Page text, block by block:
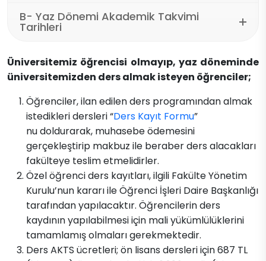
B- Yaz Dönemi Akademik Takvimi
Tarihleri
Üniversitemiz öğrencisi olmayıp, yaz döneminde
ü​niversitemizden ders almak isteyen öğrenciler;
Öğrenciler, ilan edilen ders programından almak
istedikleri dersleri “Ders Kayıt Formu”
nu doldurarak, muhasebe ödemesini
gerçekleştirip makbuz ile beraber ders alacakları
fakülteye teslim etmelidirler.
Özel öğrenci ders kayıtları, ilgili Fakülte Yönetim
Kurulu’nun kararı ile Öğrenci İşleri Daire Başkanlığı
tarafından yapılacaktır. Öğrencilerin ders
kaydının yapılabilmesi için mali yükümlülüklerini
tamamlamış olmaları gerekmektedir.
Ders AKTS ücretleri; ön lisans dersleri için 687 TL